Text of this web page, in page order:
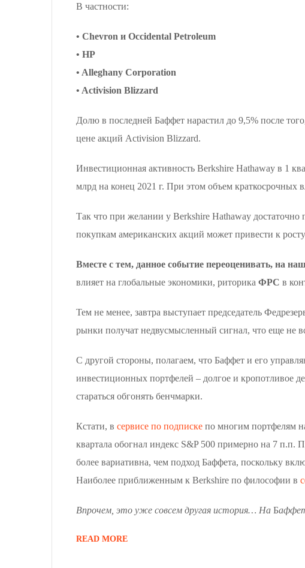
В частности:
• Chevron и Occidental Petroleum
• HP
• Alleghany Corporation
• Activision Blizzard
Долю в последней Баффет нарастил до 9,5% после
цене акций Activision Blizzard.
Инвестиционная активность Berkshire Hathaway в 1
млрд на конец 2021 г. При этом объем краткосрочных
Так что при желании у Berkshire Hathaway
покупкам американских акций может привести к
Вместе с тем, данное событие переоценивать, на
влияет на глобальные экономики, риторика ФРС в
Тем не менее, завтра выступает председатель
рынки получат недвусмысленный сигнал, что еще не
С другой стороны, полагаем, что Баффет и его
инвестиционных портфелей – долгое и кропотливое
стараться обгонять бенчмарки.
Кстати, в сервисе по подписке по многим портфелям
квартала обогнал индекс S&P 500 примерно на 7 п.п.
более вариативна, чем подход Баффета, поскольку
Наиболее приближенным к Berkshire по философии в
Впрочем, это уже совсем другая история… На Б
READ MORE